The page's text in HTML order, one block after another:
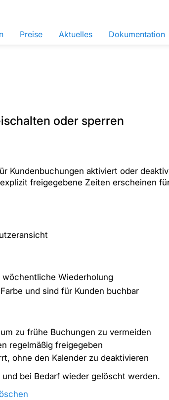
Preise Aktuelles Dokumentation
oder sperren
Kundenbuchungen aktiviert oder
freigegebene Zeiten erscheinen
wöchentliche Wiederholung
und sind für Kunden buchbar
zu frühe Buchungen zu vermeiden
regelmäßig freigegeben
ohne den Kalender zu deaktivieren
bei Bedarf wieder gelöscht werden.